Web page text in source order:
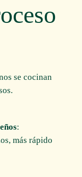
se cocinan
:
más rápido